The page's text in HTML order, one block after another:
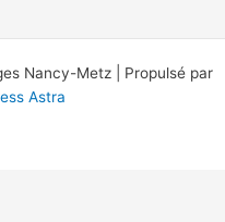
Nancy-Metz | Propulsé par
Astra